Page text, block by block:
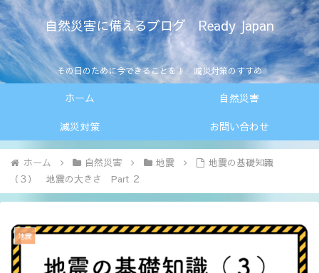
自然災害に備えるブログ Ready Japan
その日のために今できることを！ 減災対策のすすめ
ホーム
自然災害
減災対策
お問い合わせ
ホーム 自然災害 地震
地震の基礎知識
（３） 地震の大きさ Part ２
地震